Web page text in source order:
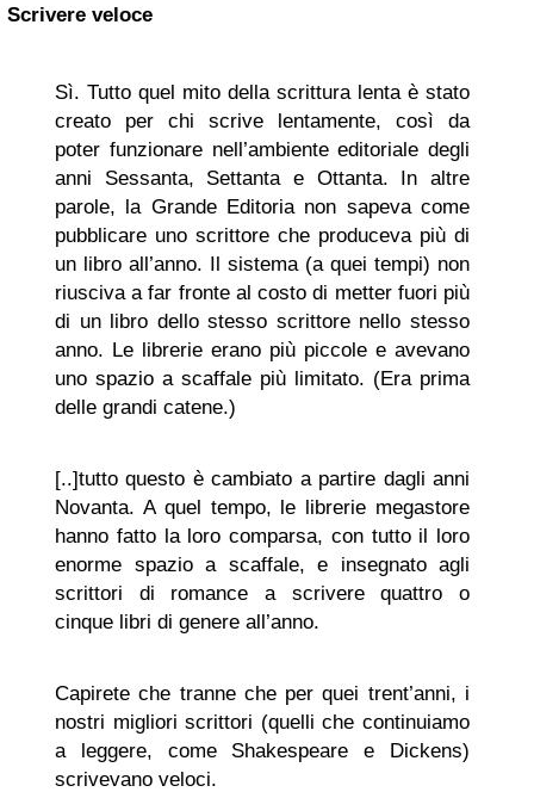
Scrivere veloce
Sì. Tutto quel mito della scrittura lenta è stato
creato per chi scrive lentamente, così da
poter funzionare nell’ambiente editoriale degli
anni Sessanta, Settanta e Ottanta. In altre
parole, la Grande Editoria non sapeva come
pubblicare uno scrittore che produceva più di
un libro all’anno. Il sistema (a quei tempi) non
riusciva a far fronte al costo di metter fuori più
di un libro dello stesso scrittore nello stesso
anno. Le librerie erano più piccole e avevano
uno spazio a scaffale più limitato. (Era prima
delle grandi catene.)
[..]tutto questo è cambiato a partire dagli anni
Novanta. A quel tempo, le librerie megastore
hanno fatto la loro comparsa, con tutto il loro
enorme spazio a scaffale, e insegnato agli
scrittori di romance a scrivere quattro o
cinque libri di genere all’anno.
Capirete che tranne che per quei trent’anni, i
nostri migliori scrittori (quelli che continuiamo
a leggere, come Shakespeare e Dickens)
scrivevano veloci.